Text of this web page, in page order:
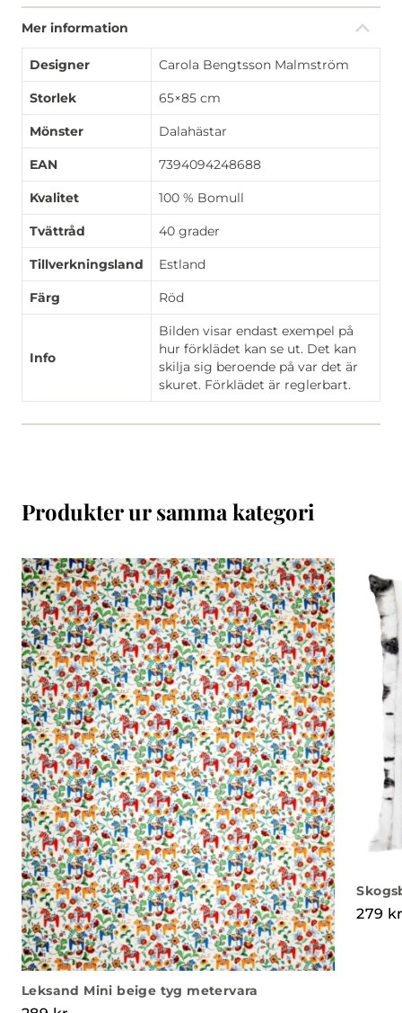
Mer information
Designer Carola Bengtsson Malmström
Storlek 65×85 cm
Mönster Dalahästar
EAN 7394094248688
Kvalitet 100 % Bomull
Tvättråd 40 grader
Tillverkningsland Estland
Färg Röd
Info
Bilden visar endast exempel på
hur förklädet kan se ut. Det kan
skilja sig beroende på var det är
skuret. Förklädet är reglerbart.
Produkter ur samma kategori
Leksand Mini beige tyg metervara
279